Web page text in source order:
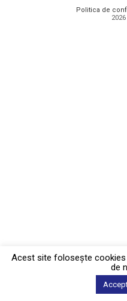
Politica de
Acest site foloseşte cookies
de